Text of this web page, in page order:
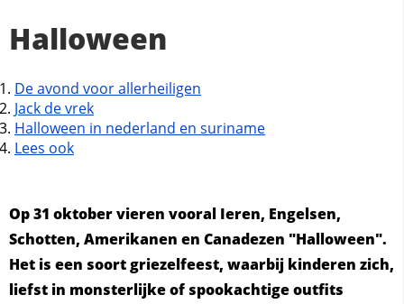
Halloween
De avond voor allerheiligen
Jack de vrek
Halloween in nederland en suriname
Lees ook
Op 31 oktober vieren vooral Ieren, Engelsen,
Schotten, Amerikanen en Canadezen "Halloween".
Het is een soort griezelfeest, waarbij kinderen zich,
liefst in monsterlijke of spookachtige outfits